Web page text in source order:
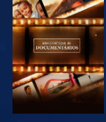
EXPLORAR A
SÉRIE